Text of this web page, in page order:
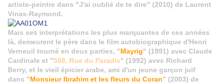
artiste-peintre dans "J'ai oublié de te dire" (2010) de Laurent
Vinas-Raymond.
Mais ses interprétations les plus marquantes de ces années
là, demeurent le père dans le film autobiographique d'Henri
Verneuil tourné en deux parties, "Mayrig" (1991) avec Claude
Cardinale et "588, Rue du Paradis" (1992) avec Richard
Berry, et le vieil épicier arabe, ami d'un jeune garçon juif
dans "Monsieur Ibrahim et les fleurs du Coran" (2003) de